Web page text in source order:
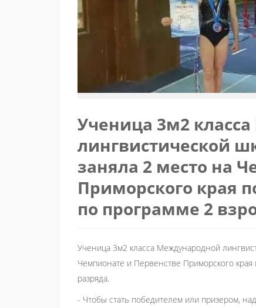
Ученица 3м2
лингвистической
заняла 2 место на
Приморского края
по программе 2
Ученица 3м2 класса Международной
Чемпионате и Первенстве Приморского
разряда.
- Чтобы стать победителем или призером,